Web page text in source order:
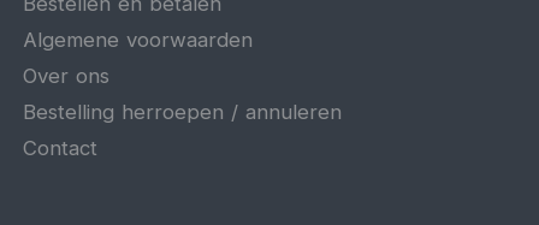
Algemene voorwaarden
Over ons
Bestelling herroepen / annuleren
Contact